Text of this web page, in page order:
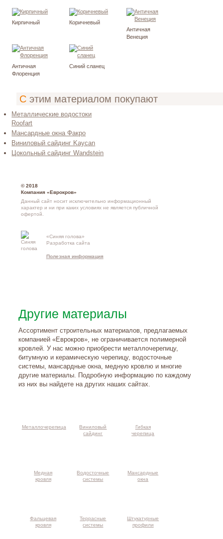
Кирпичный
Коричневый
Античная
Венеция
Античная
Флоренция
Синий сланец
С этим материалом покупают
Металлические водостоки
Roofart
Мансардные окна Факро
Виниловый сайдинг Kaycan
Цокольный сайдинг Wandstein
© 2018
Компания «Еврокров»
Данный сайт носит исключительно информационный
характер и ни при каких условиях не является публичной
офертой.
«Синяя голова»
Разработка сайта
Полезная информация
Другие материалы
Ассортимент строительных материалов, предлагаемых
компанией «Еврокров», не ограничивается полимерной
кровлей. У нас можно приобрести металлочерепицу,
битумную и керамическую черепицу, водосточные
системы, мансардные окна, медную кровлю и многие
другие материалы. Подробную информацию по каждому
из них вы найдете на других наших сайтах.
Металлочерепица
Виниловый
сайдинг
Гибкая
черепица
Медная
кровля
Водосточные
системы
Мансардные
окна
Фальцевая
кровля
Террасные
системы
Штукатурные
профили